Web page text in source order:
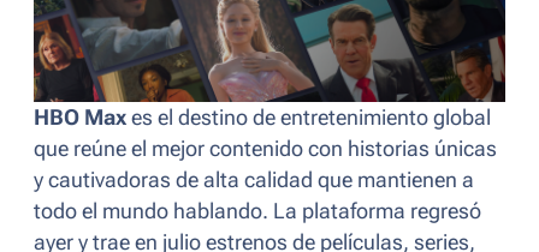
HBO Max es el destino de entretenimiento global
que reúne el mejor contenido con historias únicas
y cautivadoras de alta calidad que mantienen a
todo el mundo hablando. La plataforma regresó
ayer y trae en julio estrenos de películas, series,